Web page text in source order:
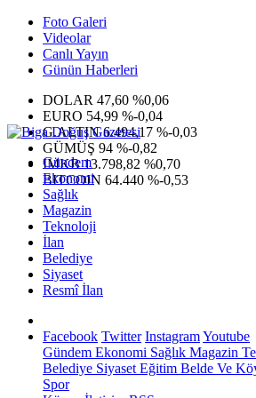
Foto Galeri
Videolar
Canlı Yayın
Günün Haberleri
DOLAR 47,60 %0,06
EURO 54,99 %-0,04
G.ALTIN6.494,17 %-0,03
GÜMÜŞ 94 %-0,82
IMKB13.798,82 %0,70
BITCOIN 64.440 %-0,53
Gündem
Ekonomi
Sağlık
Magazin
Teknoloji
İlan
Belediye
Siyaset
Resmî İlan
Facebook Twitter InstagramYoutube
Gündem Ekonomi Sağlık Magazin
Belediye Siyaset Eğitim Belde Ve
Spor